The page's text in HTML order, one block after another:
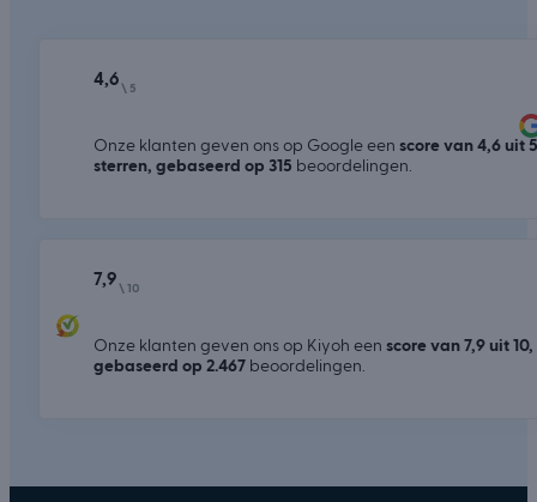
4,6 \ 5
Onze klanten geven ons op Google een score van 4,6 uit 5
sterren, gebaseerd op 315 beoordelingen.
7,9 \ 10
Onze klanten geven ons op Kiyoh een score van 7,9 uit 10,
gebaseerd op 2.467 beoordelingen.